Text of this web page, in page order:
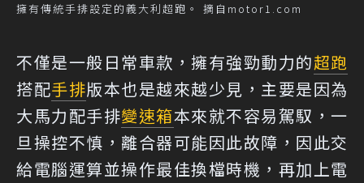
擁有傳統手排設定的義大利超跑。 摘自motor1.com
不僅是一般日常車款，擁有強勁動力的超跑
搭配手排版本也是越來越少見，主要是因為
大馬力配手排變速箱本來就不容易駕馭，一
旦操控不慎，離合器可能因此故障，因此交
給電腦運算並操作最佳換檔時機，再加上電